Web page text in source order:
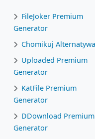
FileJoker Premium
Generator
Chomikuj
Uploaded Premium
Generator
KatFile Premium
Generator
DDownload Premium
Generator